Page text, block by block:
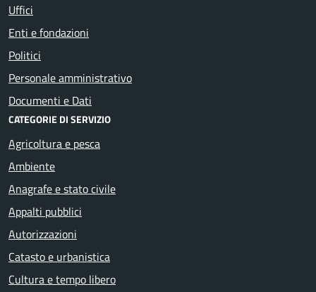
Uffici
Enti e fondazioni
Politici
Personale amministrativo
Documenti e Dati
CATEGORIE DI SERVIZIO
Agricoltura e pesca
Ambiente
Anagrafe e stato civile
Appalti pubblici
Autorizzazioni
Catasto e urbanistica
Cultura e tempo libero